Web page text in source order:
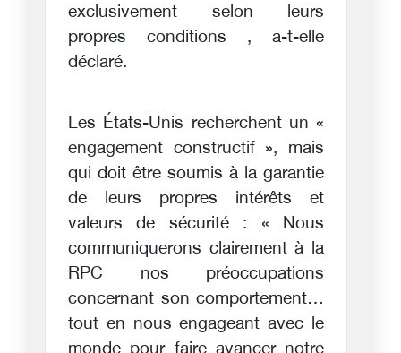
exclusivement selon leurs
propres conditions , a-t-elle
déclaré.
Les États-Unis recherchent un «
engagement constructif », mais
qui doit être soumis à la garantie
de leurs propres intérêts et
valeurs de sécurité : « Nous
communiquerons clairement à la
RPC nos préoccupations
concernant son comportement…
tout en nous engageant avec le